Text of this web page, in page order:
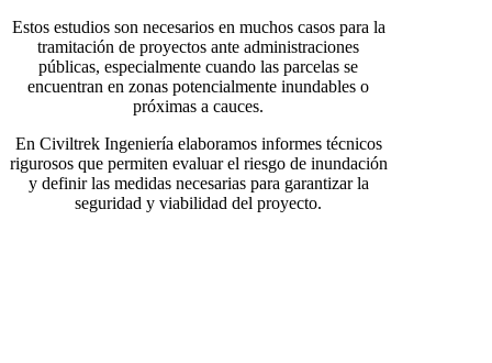
Estos estudios son necesarios en muchos casos para la
tramitación de proyectos ante administraciones
públicas, especialmente cuando las parcelas se
encuentran en zonas potencialmente inundables o
próximas a cauces.
En Civiltrek Ingeniería elaboramos informes técnicos
rigurosos que permiten evaluar el riesgo de inundación
y definir las medidas necesarias para garantizar la
seguridad y viabilidad del proyecto.